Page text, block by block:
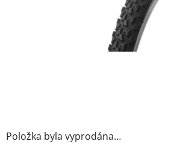
Položka byla vyprodána…